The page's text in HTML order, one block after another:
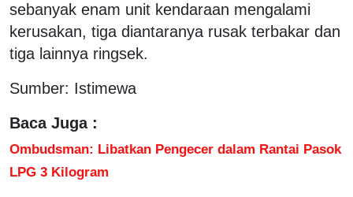
sebanyak enam unit kendaraan mengalami
kerusakan, tiga diantaranya rusak terbakar dan
tiga lainnya ringsek.
Sumber: Istimewa
Baca Juga :
Ombudsman: Libatkan Pengecer dalam Rantai Pasok
LPG 3 Kilogram